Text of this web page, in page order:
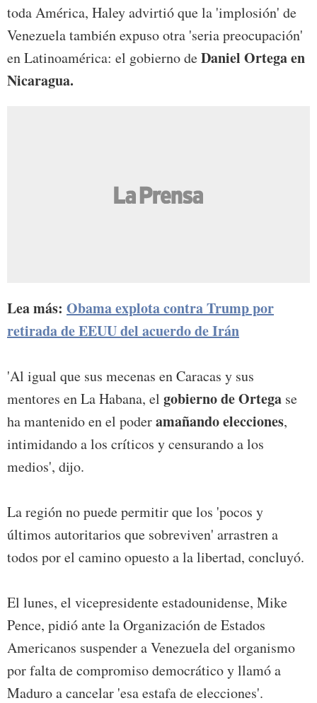
toda América, Haley advirtió que la 'implosión' de
Venezuela también expuso otra 'seria preocupación'
en Latinoamérica: el gobierno deDaniel Ortega en
Nicaragua.
Lea más: Obama explota contra Trump por
retirada de EEUU del acuerdo de Irán
'Al igual que sus mecenas en Caracas y sus
mentores en La Habana, el gobierno de Ortega se
ha mantenido en el poderamañando elecciones,
intimidando a los críticos y censurando a los
medios', dijo.
La región no puede permitir que los 'pocos y
últimos autoritarios que sobreviven' arrastren a
todos por el camino opuesto a la libertad, concluyó.
El lunes, el vicepresidente estadounidense, Mike
Pence, pidió ante la Organización de Estados
Americanos suspender a Venezuela del organismo
por falta de compromiso democrático y llamó a
Maduro a cancelar 'esa estafa de elecciones'.